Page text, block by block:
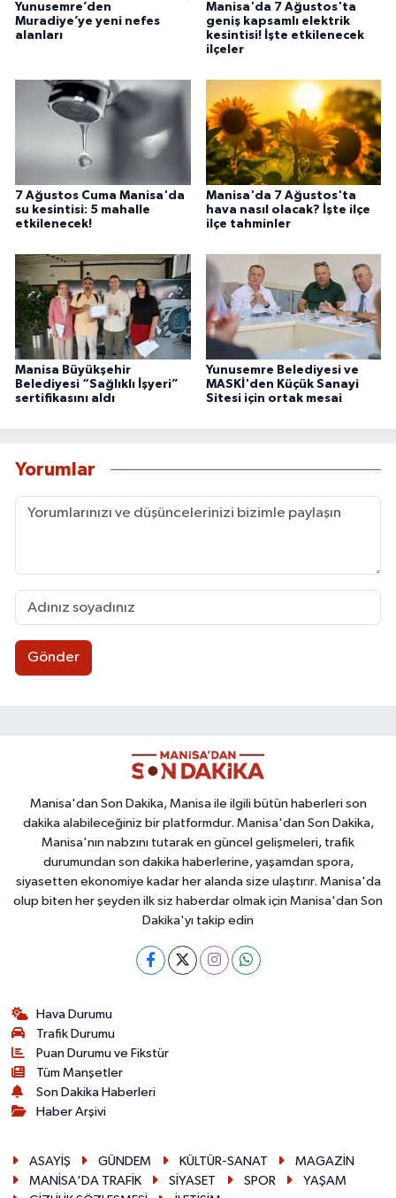
Yunusemre’den
Muradiye’ye yeni nefes
alanları
Manisa'da 7 Ağustos'ta
geniş kapsamlı elektrik
kesintisi! İşte etkilenecek
ilçeler
7 Ağustos Cuma Manisa'da
su kesintisi: 5 mahalle
etkilenecek!
Manisa'da 7 Ağustos'ta
hava nasıl olacak? İşte ilçe
ilçe tahminler
Manisa Büyükşehir
Belediyesi “Sağlıklı İşyeri”
sertifikasını aldı
Yunusemre Belediyesi ve
MASKİ'den Küçük Sanayi
Sitesi için ortak mesai
Yorumlar
Gönder
Manisa'dan Son Dakika, Manisa ile ilgili bütün haberleri son
dakika alabileceğiniz bir platformdur. Manisa'dan Son Dakika,
Manisa'nın nabzını tutarak en güncel gelişmeleri, trafik
durumundan son dakika haberlerine, yaşamdan spora,
siyasetten ekonomiye kadar her alanda size ulaştırır. Manisa'da
olup biten her şeyden ilk siz haberdar olmak için Manisa'dan Son
Dakika'yı takip edin
Hava Durumu
Trafik Durumu
Puan Durumu ve Fikstür
Tüm Manşetler
Son Dakika Haberleri
Haber Arşivi
ASAYİŞ GÜNDEM KÜLTÜR-SANAT
MAGAZİN
MANİSA'DA TRAFİK
SİYASET SPOR
YAŞAM